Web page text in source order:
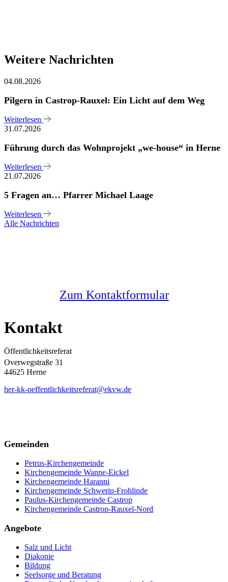
Weitere Nachrichten
04.08.2026
Pilgern in Castrop-Rauxel: Ein Licht auf dem Weg
Weiterlesen
31.07.2026
Führung durch das Wohnprojekt „we-house“ in Herne
Weiterlesen
21.07.2026
5 Fragen an… Pfarrer Michael Laage
Weiterlesen
Alle Nachrichten
Zum Kontaktformular
Kontakt
Öffentlichkeitsreferat
Overwegstraße 31
44625 Herne
her-kk-oeffentlichkeitsreferat@ekvw.de
Gemeinden
Petrus-Kirchengemeinde
Kirchengemeinde Wanne-Eickel
Kirchengemeinde Haranni
Kirchengemeinde Schwerin-Frohlinde
Paulus-Kirchengemeinde Castrop
Kirchengemeinde Castrop-Rauxel-Nord
Angebote
Salz und Licht
Diakonie
Bildung
Seelsorge und Beratung